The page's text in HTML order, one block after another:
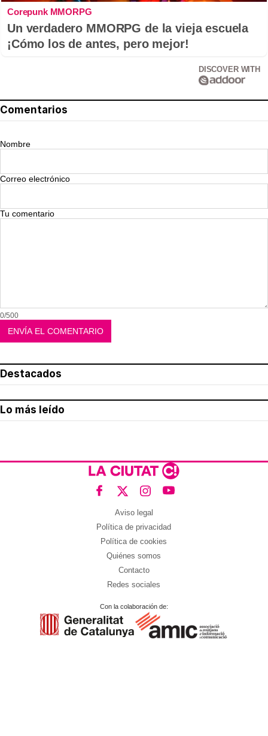
Corepunk MMORPG
Un verdadero MMORPG de la vieja escuela
¡Cómo los de antes, pero mejor!
DISCOVER WITH
Comentarios
Nombre
Correo electrónico
Tu comentario
0/500
Destacados
Lo más leído
Aviso legal
Política de privacidad
Política de cookies
Quiénes somos
Contacto
Redes sociales
Con la colaboración de: